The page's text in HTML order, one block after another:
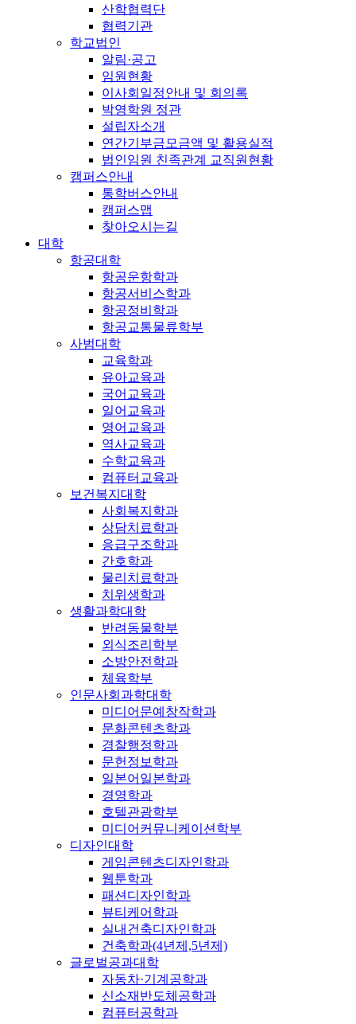
산학협력단
협력기관
학교법인
알림·공고
임원현황
이사회일정안내 및 회의록
박영학원 정관
설립자소개
연간기부금모금액 및 활용실적
법인임원 친족관계 교직원현황
캠퍼스안내
통학버스안내
캠퍼스맵
찾아오시는길
대학
항공대학
항공운항학과
항공서비스학과
항공정비학과
항공교통물류학부
사범대학
교육학과
유아교육과
국어교육과
일어교육과
영어교육과
역사교육과
수학교육과
컴퓨터교육과
보건복지대학
사회복지학과
상담치료학과
응급구조학과
간호학과
물리치료학과
치위생학과
생활과학대학
반려동물학부
외식조리학부
소방안전학과
체육학부
인문사회과학대학
미디어문예창작학과
문화콘텐츠학과
경찰행정학과
문헌정보학과
일본어일본학과
경영학과
호텔관광학부
미디어커뮤니케이션학부
디자인대학
게임콘텐츠디자인학과
웹툰학과
패션디자인학과
뷰티케어학과
실내건축디자인학과
건축학과(4년제,5년제)
글로벌공과대학
자동차·기계공학과
신소재반도체공학과
컴퓨터공학과